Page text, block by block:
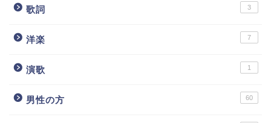
歌詞 3
洋楽 7
演歌 1
男性の方 60